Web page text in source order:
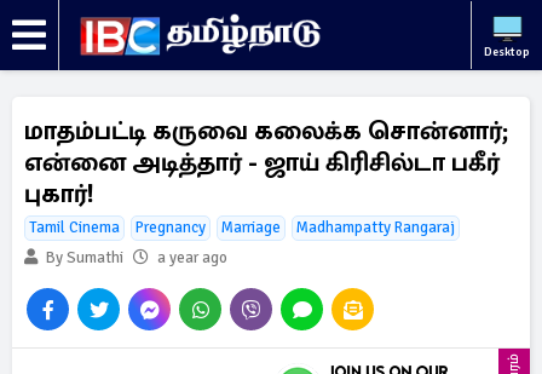
Desktop
மாதம்பட்டி கருவை கலைக்க சொன்னார்;
என்னை அடித்தார் - ஜாய் கிரிசில்டா பகீர்
புகார்!
Tamil Cinema Pregnancy Marriage
Madhampatty Rangaraj
By Sumathi
a year ago